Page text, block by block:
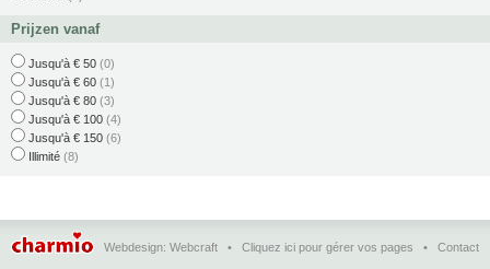
Prijzen vanaf
Jusqu'à € 50 (0)
Jusqu'à € 60 (1)
Jusqu'à € 80 (3)
Jusqu'à € 100 (4)
Jusqu'à € 150 (6)
Illimité (8)
Webdesign: Webcraft • Cliquez ici pour gérer vos pages • Contact